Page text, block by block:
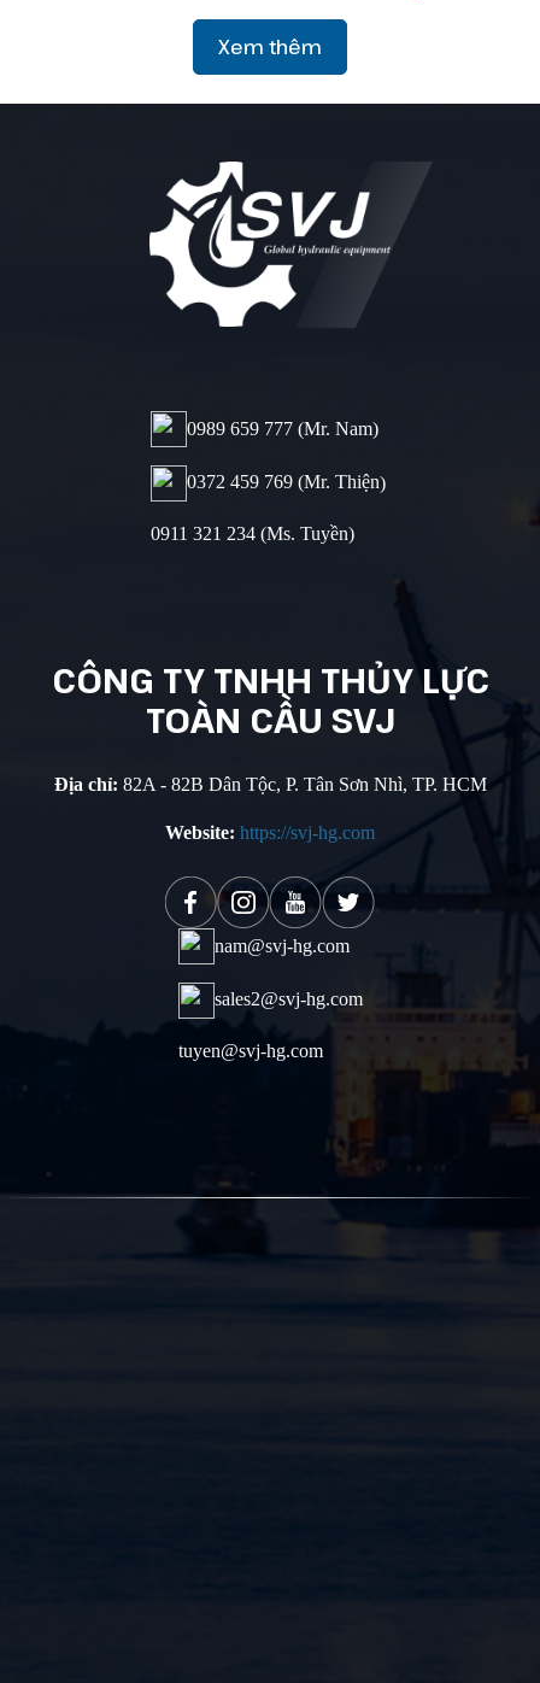
Xem thêm
0989 659 777​ (Mr. Nam)
0372 459 769 (Mr. Thiện)
0911 321 234 (Ms. Tuyền)
CÔNG TY TNHH THỦY LỰC
TOÀN CẦU SVJ
Địa chỉ: 82A - 82B Dân Tộc, P. Tân Sơn Nhì, TP. HCM
Website: https://svj-hg.com
nam@svj-hg.com
sales2@svj-hg.com
tuyen@svj-hg.com